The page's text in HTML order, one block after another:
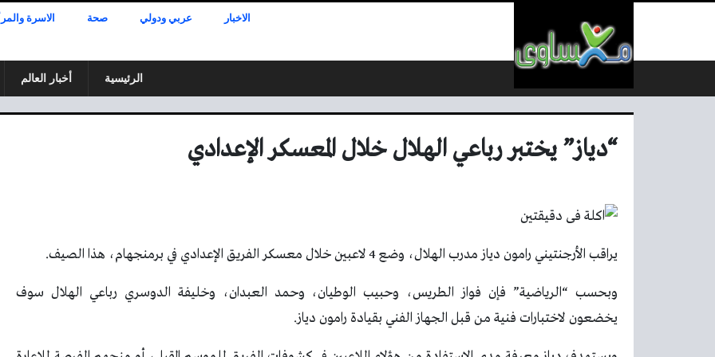
الاخبار عربي ودولي صحة الاسرة
الرئيسية أخبار العالم
“دياز” يختبر رباعي الهلال خلال المعسكر الإعدادي
يراقب الأرجنتيني رامون دياز مدرب الهلال، وضع 4 لاعبين خلال معسكر الفريق الإعدادي في برمنجهام، هذا الصيف.
وبحسب “الرياضية” فإن فواز الطريس، وحبيب الوطيان، وحمد العبدان، وخليفة الدوسري رباعي الهلال سوف
يخضعون لاختبارات فنية من قبل الجهاز الفني بقيادة رامون دياز.